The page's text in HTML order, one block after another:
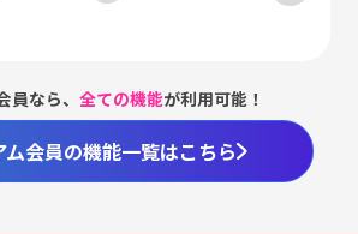
員なら、全ての機能が利用可能！
ム会員の機能一覧はこちら